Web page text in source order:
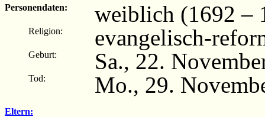
Personendaten:
weiblich (1692 –
Religion: evangelisch-
Geburt: Sa., 22.
Tod: Mo., 29.
Eltern: